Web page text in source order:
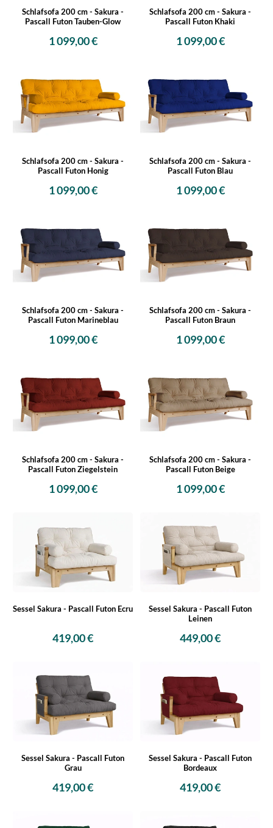
Schlafsofa 200 cm - Sakura -
Pascall Futon Tauben-Glow
1 099,00 €
Schlafsofa 200 cm - Sakura -
Pascall Futon Khaki
1 099,00 €
Schlafsofa 200 cm - Sakura -
Pascall Futon Honig
1 099,00 €
Schlafsofa 200 cm - Sakura -
Pascall Futon Blau
1 099,00 €
Schlafsofa 200 cm - Sakura -
Pascall Futon Marineblau
1 099,00 €
Schlafsofa 200 cm - Sakura -
Pascall Futon Braun
1 099,00 €
Schlafsofa 200 cm - Sakura -
Pascall Futon Ziegelstein
1 099,00 €
Schlafsofa 200 cm - Sakura -
Pascall Futon Beige
1 099,00 €
Sessel Sakura - Pascall Futon Ecru
419,00 €
Sessel Sakura - Pascall Futon
Leinen
449,00 €
Sessel Sakura - Pascall Futon
Grau
419,00 €
Sessel Sakura - Pascall Futon
Bordeaux
419,00 €